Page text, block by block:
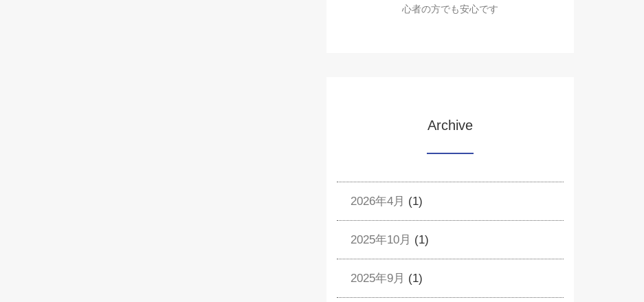
心者の方でも安心です
Archive
2026年4月 (1)
2025年10月 (1)
2025年9月 (1)